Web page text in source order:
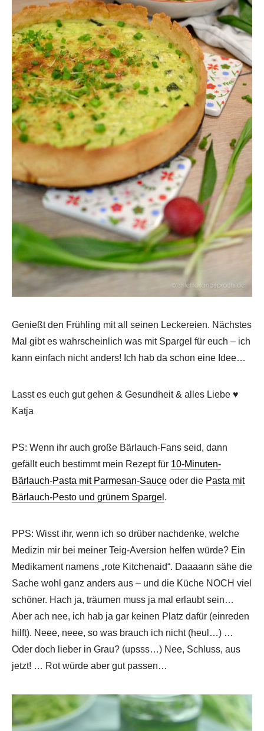
Genießt den Frühling mit all seinen Leckereien. Nächstes
Mal gibt es wahrscheinlich was mit Spargel für euch – ich
kann einfach nicht anders! Ich hab da schon eine Idee…
Lasst es euch gut gehen & Gesundheit & alles Liebe ♥
Katja
PS: Wenn ihr auch große Bärlauch-Fans seid, dann
gefällt euch bestimmt mein Rezept für 10-Minuten-
Bärlauch-Pasta mit Parmesan-Sauce oder die Pasta mit
Bärlauch-Pesto und grünem Spargel .
PPS: Wisst ihr, wenn ich so drüber nachdenke, welche
Medizin mir bei meiner Teig-Aversion helfen würde? Ein
Medikament namens „rote Kitchenaid“. Daaaann sähe die
Sache wohl ganz anders aus – und die Küche NOCH viel
schöner. Hach ja, träumen muss ja mal erlaubt sein…
Aber ach nee, ich hab ja gar keinen Platz dafür (einreden
hilft). Neee, neee, so was brauch ich nicht (heul…) …
Oder doch lieber in Grau? (upsss…) Nee, Schluss, aus
jetzt! … Rot würde aber gut passen…